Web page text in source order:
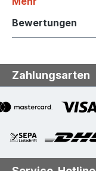
Bewertungen
Zahlungsarten